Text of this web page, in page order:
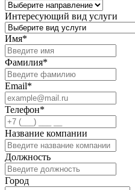
Интересующий вид услуги
Имя*
Фамилия*
Email*
Телефон*
Название компании
Должность
Город